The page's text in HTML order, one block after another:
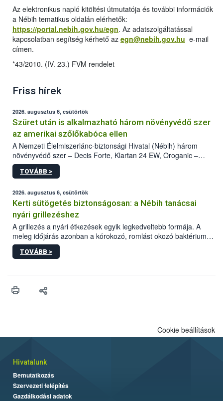
Az elektronikus napló kitöltési útmutatója és további információk
a Nébih tematikus oldalán elérhetők:
https://portal.nebih.gov.hu/egn. Az adatszolgáltatással
kapcsolatban segítség kérhető az egn@nebih.gov.hu e-mail
címen.
*43/2010. (IV. 23.) FVM rendelet
Friss hírek
2026. augusztus 6, csütörtök
Szüret után is alkalmazható három növényvédő szer
az amerikai szőlőkabóca ellen
A Nemzeti Élelmiszerlánc-biztonsági Hivatal (Nébih) három
növényvédő szer – Decis Forte, Klartan 24 EW, Oroganic –
engedélyokiratát módosította, így azok a szüretet követően,
egészen a vesszőérettség (BBCH 91) stádiumáig
érésű szőlőkben is legyen lehetőség a károsító elleni további
védekezésre. Az Oroganic készítmény kis kiszerelésben kiskerti
felhasználók számára is elérhető és ökológiai termesztésben is
engedélyezett.
TOVÁBB >
2026. augusztus 6, csütörtök
Kerti sütögetés biztonságosan: a Nébih tanácsai
nyári grillezéshez
A grillezés a nyári étkezések egyik legkedveltebb formája. A
meleg időjárás azonban a kórokozó, romlást okozó baktériumok
gyorsabb szaporodásának is kedvez. A szabadtéri sütögetés
ezért nem csupán a megfelelő sütési technikáról szól: legalább
higiéniai szabályok betartása, a megfelelő hőkezelés, valamint a
biztonsági Hivatal (Nébih) Oktatási Programja összegyűjtötte a
TOVÁBB >
Cookie beállítások
Hivatalunk
Bemutatkozás
Szervezeti felépítés
Gazdálkodási adatok